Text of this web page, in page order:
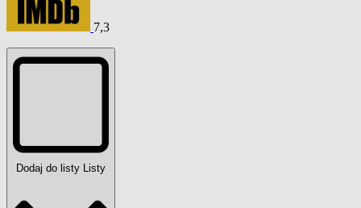
7,3
Dodaj do listy Listy